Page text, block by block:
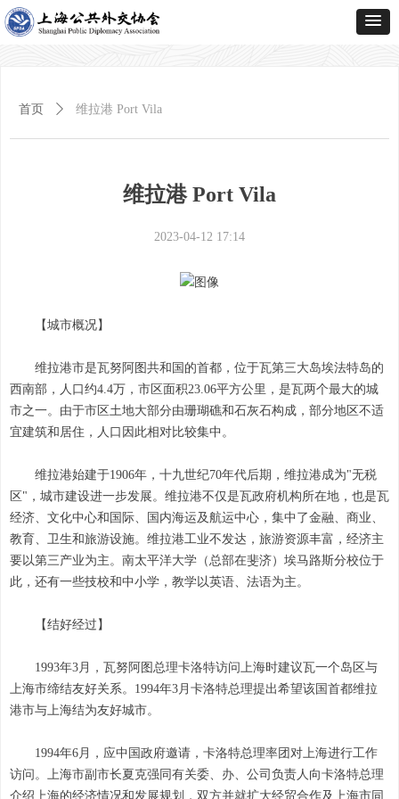
维拉港 Port Vila
【城市概况】
维拉港市是瓦努阿图共和国的首都，位于瓦第三大岛埃法特岛的
西南部，人口约4.4万，市区面积23.06平方公里，是瓦两个最大的城
市之一。由于市区土地大部分由珊瑚礁和石灰石构成，部分地区不适
宜建筑和居住，人口因此相对比较集中。
维拉港始建于1906年，十九世纪70年代后期，维拉港成为"无税
区"，城市建设进一步发展。维拉港不仅是瓦政府机构所在地，也是瓦
经济、文化中心和国际、国内海运及航运中心，集中了金融、商业、
教育、卫生和旅游设施。维拉港工业不发达，旅游资源丰富，经济主
要以第三产业为主。南太平洋大学（总部在斐济）埃马路斯分校位于
此，还有一些技校和中小学，教学以英语、法语为主。
【结好经过】
1993年3月，瓦努阿图总理卡洛特访问上海时建议瓦一个岛区与
上海市缔结友好关系。1994年3月卡洛特总理提出希望该国首都维拉
港市与上海结为友好城市。
1994年6月，应中国政府邀请，卡洛特总理率团对上海进行工作
访问。上海市副市长夏克强同有关委、办、公司负责人向卡洛特总理
介绍上海的经济情况和发展规划，双方并就扩大经贸合作及上海市同
首页 ꄲ 维拉港 Port Vila
2023-04-12 17:14